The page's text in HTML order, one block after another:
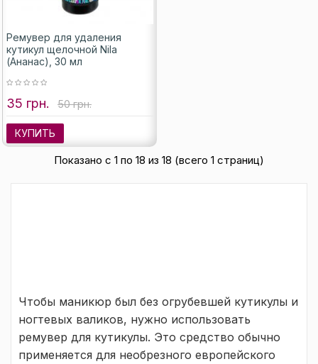
Ремувер для удаления
кутикул щелочной Nila
(Ананас), 30 мл
35 грн. 50 грн.
КУПИТЬ
Показано с 1 по 18 из 18 (всего 1 страниц)
Чтобы маникюр был без огрубевшей кутикулы и
ногтевых валиков, нужно использовать
ремувер для кутикулы. Это средство обычно
применяется для необрезного европейского